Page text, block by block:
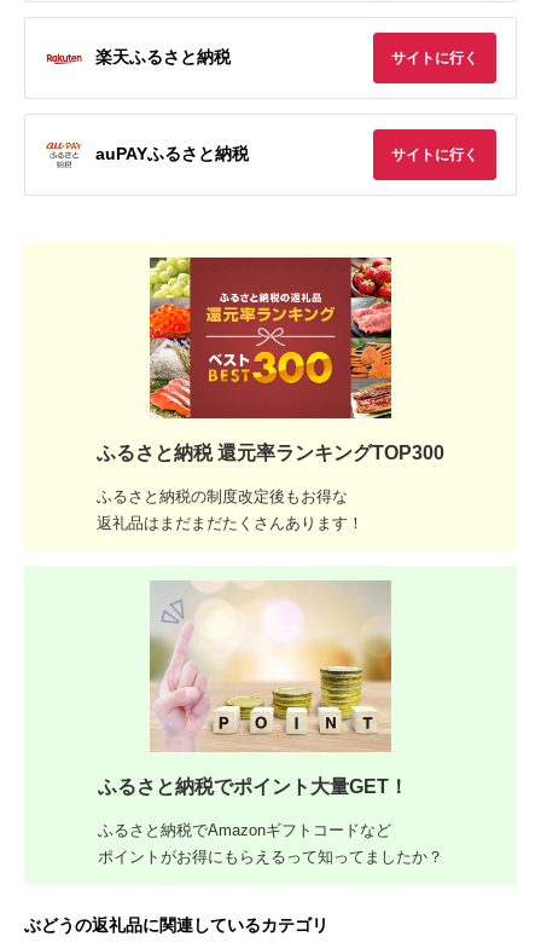
楽天ふるさと納税 サイトに行く
auPAYふるさと納税 サイトに行く
ふるさと納税 還元率ランキングTOP300
ふるさと納税の制度改定後もお得な
返礼品はまだまだたくさんあります！
ふるさと納税でポイント大量GET！
ふるさと納税でAmazonギフトコードなど
ポイントがお得にもらえるって知ってましたか？
ぶどうの返礼品に関連しているカテゴリ